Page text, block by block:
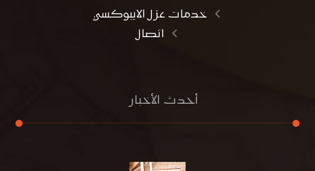
خدمات عزل الايبوكسي
اتصال
أحدث الأخبار